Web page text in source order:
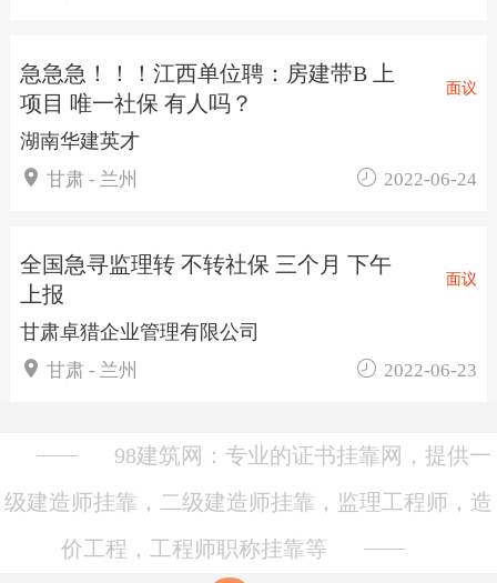
急急急！！！江西单位聘：房建带B 上
项目 唯一社保 有人吗？
面议
湖南华建英才
 甘肃 - 兰州  2022-06-24
全国急寻监理转 不转社保 三个月 下午
上报
面议
甘肃卓猎企业管理有限公司
 甘肃 - 兰州  2022-06-23
98建筑网：专业的证书挂靠网，提供一
级建造师挂靠，二级建造师挂靠，监理工程师，造
价工程，工程师职称挂靠等